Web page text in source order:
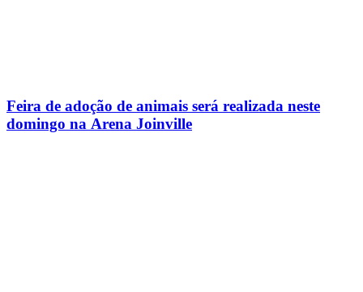
Feira de adoção de animais será realizada neste
domingo na Arena Joinville